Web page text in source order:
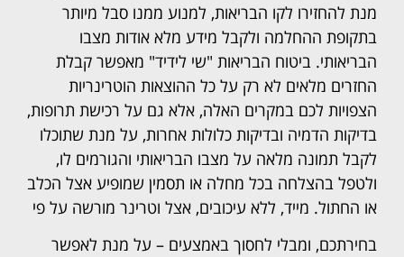
מנת להחזירו לקו הבריאות, למנוע ממנו סבל מיותר
בתקופת ההחלמה ולקבל מידע מלא אודות מצבו
הבריאותי. ביטוח הבריאות "שי לידיד" מאפשר קבלת
החזרים מלאים לא רק על כל ההוצאות הוטרינריות
הצפויות לכם במקרים האלה, אלא גם על רכישת תרופות,
בדיקות הדמיה ובדיקות כלולות אחרות, על מנת שתוכלו
לקבל תמונה מלאה על מצבו הבריאותי והגורמים לו,
ולטפל בהצלחה בכל מחלה או תסמין שמופיע אצל הכלב
או החתול. מייד, ללא עיכובים, אצל וטרינר מורשה על פי
בחירתכם, ומבלי לחסוך באמצעים – על מנת לאפשר